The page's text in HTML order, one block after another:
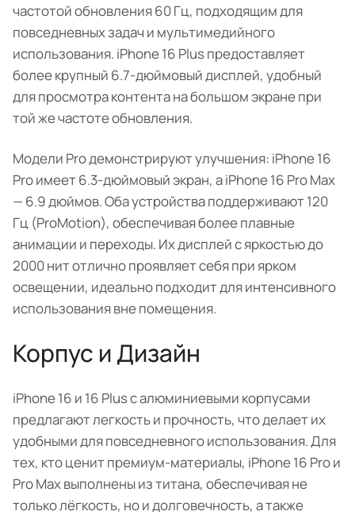
частотой обновления 60 Гц, подходящим для
повседневных задач и мультимедийного
использования. iPhone 16 Plus предоставляет
более крупный 6.7-дюймовый дисплей, удобный
для просмотра контента на большом экране при
той же частоте обновления.
Модели Pro демонстрируют улучшения: iPhone 16
Pro имеет 6.3-дюймовый экран, а iPhone 16 Pro Max
— 6.9 дюймов. Оба устройства поддерживают 120
Гц (ProMotion), обеспечивая более плавные
анимации и переходы. Их дисплей с яркостью до
2000 нит отлично проявляет себя при ярком
освещении, идеально подходит для интенсивного
использования вне помещения.
Корпус и Дизайн
iPhone 16 и 16 Plus с алюминиевыми корпусами
предлагают легкость и прочность, что делает их
удобными для повседневного использования. Для
тех, кто ценит премиум-материалы, iPhone 16 Pro и
Pro Max выполнены из титана, обеспечивая не
только лёгкость, но и долговечность, а также